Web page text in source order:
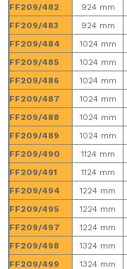
FF209/482
924 mm
FF209/483
924 mm
FF209/484
1024 mm
FF209/485
1024 mm
FF209/486
1024 mm
FF209/487
1024 mm
FF209/488
1024 mm
FF209/489
1024 mm
FF209/490
1124 mm
FF209/491
1124 mm
FF209/494
1224 mm
FF209/495
1224 mm
FF209/497
1224 mm
FF209/498
1324 mm
FF209/499
1324 mm